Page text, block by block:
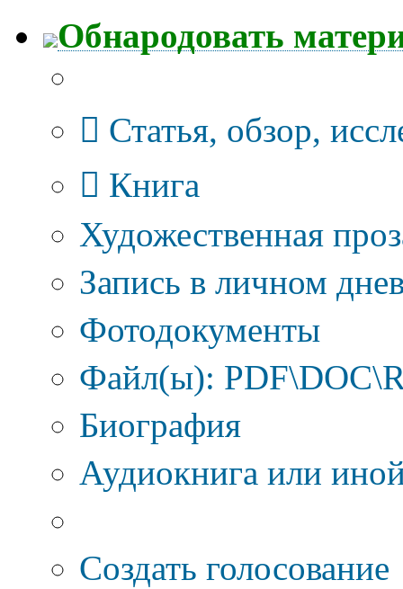
Обнародовать
Статья, обзор,
Книга
Художественная
Запись в личном
Фотодокументы
Файл(ы):
Биография
Аудиокнига или
Создать голосование